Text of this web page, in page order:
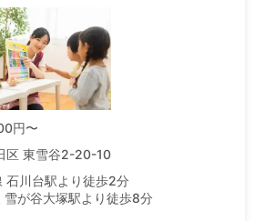
円〜
区 東雪谷2-20-10
石川台駅より徒歩2分
雪が谷大塚駅より徒歩8分